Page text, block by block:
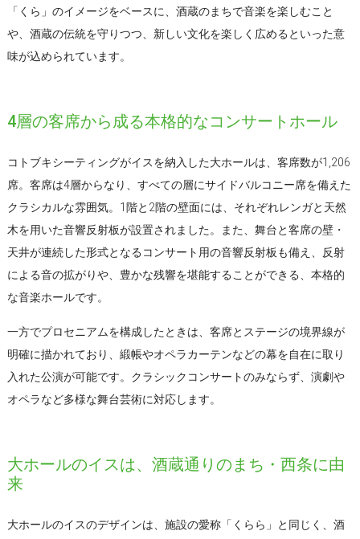
「くら」のイメージをベースに、酒蔵のまちで音楽を楽しむこと
や、酒蔵の伝統を守りつつ、新しい文化を楽しく広めるといった意
味が込められています。
4層の客席から成る本格的なコンサートホール
コトブキシーティングがイスを納入した大ホールは、客席数が1,206
席。客席は4層からなり、すべての層にサイドバルコニー席を備えた
クラシカルな雰囲気。1階と2階の壁面には、それぞれレンガと天然
木を用いた音響反射板が設置されました。また、舞台と客席の壁・
天井が連続した形式となるコンサート用の音響反射板も備え、反射
による音の拡がりや、豊かな残響を堪能することができる、本格的
な音楽ホールです。
一方でプロセニアムを構成したときは、客席とステージの境界線が
明確に描かれており、緞帳やオペラカーテンなどの幕を自在に取り
入れた公演が可能です。クラシックコンサートのみならず、演劇や
オペラなど多様な舞台芸術に対応します。
大ホールのイスは、酒蔵通りのまち・西条に由
来
大ホールのイスのデザインは、施設の愛称「くらら」と同じく、酒